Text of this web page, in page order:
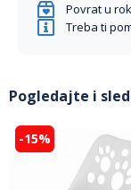
Povrat u
Treba ti
Pogledajte i
-15%